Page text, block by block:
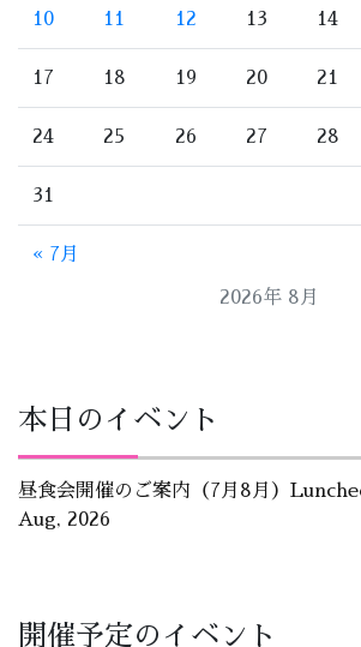
2026年 8月
10 11 12 13 14
17 18 19 20 21
24 25 26 27 28
31
« 7月
本日のイベント
昼食会開催のご案内（7月8月）
Aug, 2026
開催予定のイベント